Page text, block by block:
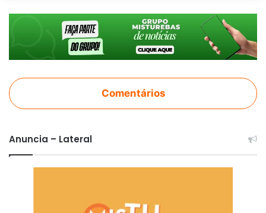
Comentários
Anuncia – Lateral